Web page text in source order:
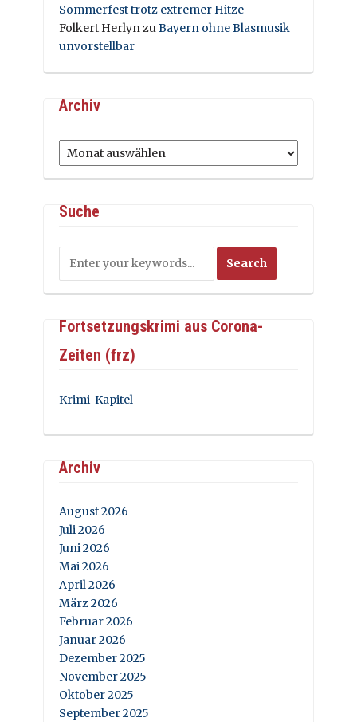
Sommerfest trotz extremer Hitze
Folkert HerlynzuBayern ohne Blasmusik
unvorstellbar
Archiv
Archiv
Suche
Fortsetzungskrimi aus Corona-
Zeiten (frz)
Krimi-Kapitel
Archiv
August 2026
Juli 2026
Juni 2026
Mai 2026
April 2026
März 2026
Februar 2026
Januar 2026
Dezember 2025
November 2025
Oktober 2025
September 2025